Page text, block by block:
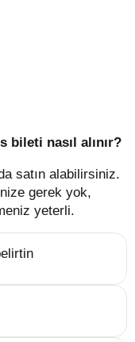
bileti nasıl alınır?
satın alabilirsiniz.
gerek yok,
yeterli.